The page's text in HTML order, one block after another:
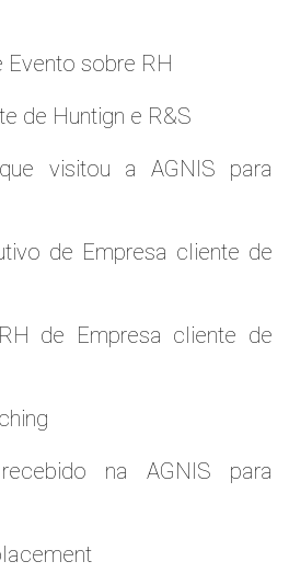
Evento sobre RH
de Huntign e R&S
visitou a AGNIS para
de Empresa cliente de
de Empresa cliente de
na AGNIS para